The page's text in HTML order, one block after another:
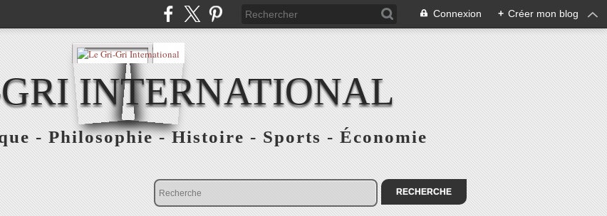
Connexion + Créer mon blog
INTERNATIONAL
- Philosophie - Histoire - Sports - Économie